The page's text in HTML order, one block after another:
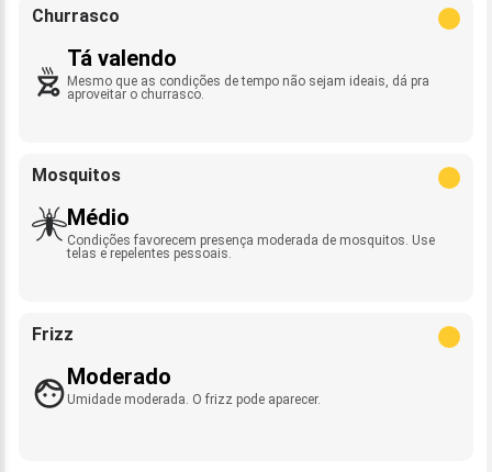
Churrasco
Tá valendo
Mesmo que as condições de tempo não sejam ideais, dá pra
aproveitar o churrasco.
Mosquitos
Médio
Condições favorecem presença moderada de mosquitos. Use
telas e repelentes pessoais.
Frizz
Moderado
Umidade moderada. O frizz pode aparecer.